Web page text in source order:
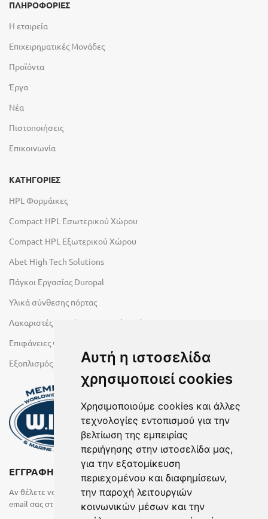
Αυτή η ιστοσελίδα
χρησιμοποιεί cookies
Χρησιμοποιούμε cookies και άλλες
τεχνολογίες εντοπισμού για την
βελτίωση της εμπειρίας
περιήγησης στην ιστοσελίδα μας,
για την εξατομίκευση
περιεχομένου και διαφημίσεων,
την παροχή λειτουργιών
κοινωνικών μέσων και την
ΠΛΗΡΟΦΟΡΙΕΣ
Η εταιρεία
Επιχειρηματικές Μονάδες
Προϊόντα
Έργα
Νέα
Πιστοποιήσεις
Επικοινωνία
ΚΑΤΗΓΟΡΙΕΣ
HPL Φορμάικες
Compact HPL Εσωτερικού Χώρου
Compact HPL Εξωτερικού Χώρου
Abet High Tech Solutions
Πάγκοι Εργασίας Duropal
Υλικά σύνθεσης πόρτας
Λακαριστές επιφάνειες Primeboard
Επιφάνειες Φυσικών Πετρωμάτων
Εξοπλισμός Υγρών Χώρων
ΕΓΓΡΑΦΗ ΣΤΟ NEWSLETTER
Αν θέλετε να λαμβάνετε ενημερωτικά email συμπληρώστε το
email σας στην παρακάτω φόρμα